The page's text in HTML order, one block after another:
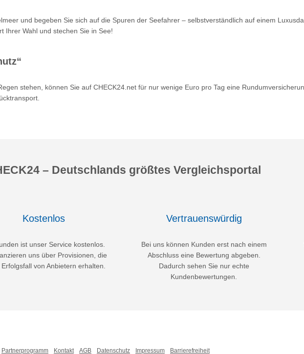
und begeben Sie sich auf die Spuren der Seefahrer – selbstverständlich auf einem
Ihrer Wahl und stechen Sie in See!
stehen, können Sie auf CHECK24.net für nur wenige Euro pro Tag eine
– Deutschlands größtes Vergleichsportal
Kostenlos
ist unser Service kostenlos.
uns über Provisionen, die
von Anbietern erhalten.
Vertrauenswürdig
Bei uns können Kunden erst nach einem
Abschluss eine Bewertung abgeben.
Dadurch sehen Sie nur echte
Kundenbewertungen.
Partnerprogramm Kontakt AGB Datenschutz Impressum Barrierefreiheit